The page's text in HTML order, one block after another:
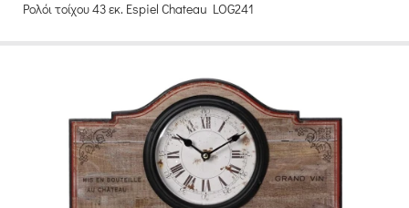
Ρολόι τοίχου 43 εκ. Espiel Chateau LOG241